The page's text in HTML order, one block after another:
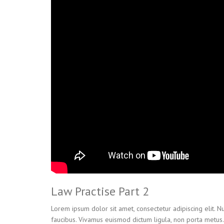
Law Practise Part 2
Lorem ipsum dolor sit amet, consectetur adipiscing elit.
faucibus. Vivamus euismod dictum ligula, non porta